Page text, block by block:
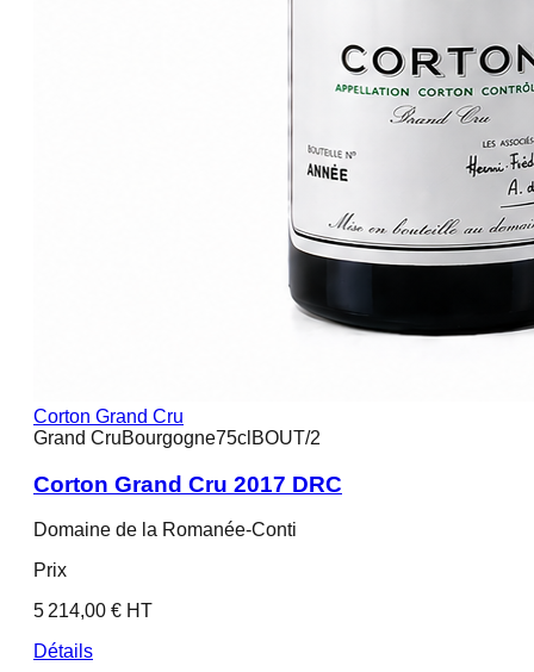
Corton Grand Cru
Grand CruBourgogne75cl BOUT/2
Corton Grand Cru 2017 DRC
Domaine de la Romanée-Conti
Prix
5 214,00 € HT
Détails